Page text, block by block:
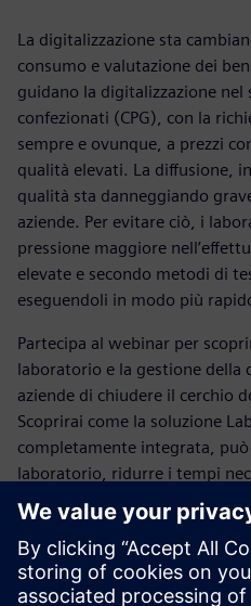
La digitalizzazione sta
consumo e valutazione dei
guidano la digitalizzazione
confezionati (CPG), con la
sempre e ovunque, a prezzi
qualità elevati. La diffusione,
qualità sta danneggiando
aziende. Per evitare ciò, i
pressione maggiore
elevate e secondo metodi di
eseguendoli in modo più
Partecipa al webinar per
laboratorio e la gestione della
aziende di chiudere il cerchio
Scoprirai come la soluzione
completamente integrata,
laboratorio, ridurre i tempi
risultati, migliorare la gestione
assistenza automatizzata agli
Gestione dei workflow e dei
dei laboratori;